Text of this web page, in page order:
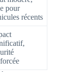
pour
récents